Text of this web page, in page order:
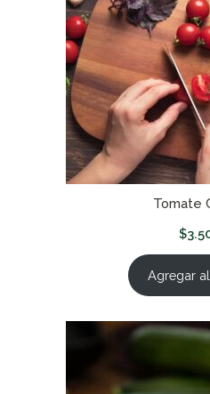
Tomate
$
Agregar